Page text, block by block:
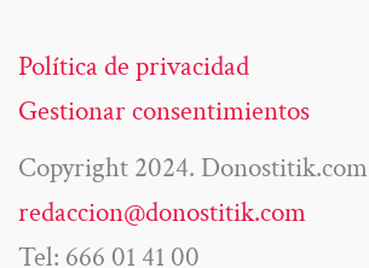
Política de privacidad
Gestionar consentimientos
Copyright 2024. Donostitik.com
redaccion@donostitik.com
Tel: 666 01 41 00